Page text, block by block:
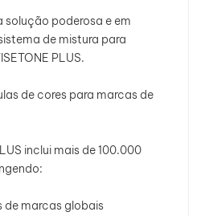
solução poderosa e em
de mistura para
PLUS.
de cores para marcas de
inclui mais de 100.000
de marcas globais